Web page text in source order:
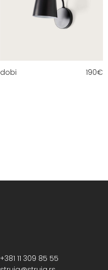
dobi 190€
+381 11 309 85 55